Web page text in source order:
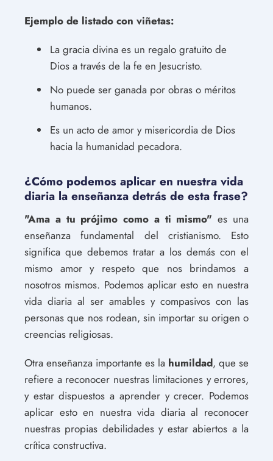
Ejemplo de listado con viñetas:
La gracia divina es un regalo gratuito de
Dios a través de la fe en Jesucristo.
No puede ser ganada por obras o méritos
humanos.
Es un acto de amor y misericordia de Dios
hacia la humanidad pecadora.
¿Cómo podemos aplicar en nuestra vida
diaria la enseñanza detrás de esta frase?
"Ama a tu prójimo como a ti mismo" es una
enseñanza fundamental del cristianismo. Esto
significa que debemos tratar a los demás con el
mismo amor y respeto que nos brindamos a
nosotros mismos. Podemos aplicar esto en nuestra
vida diaria al ser amables y compasivos con las
personas que nos rodean, sin importar su origen o
creencias religiosas.
Otra enseñanza importante es la humildad, que se
refiere a reconocer nuestras limitaciones y errores,
y estar dispuestos a aprender y crecer. Podemos
aplicar esto en nuestra vida diaria al reconocer
nuestras propias debilidades y estar abiertos a la
crítica constructiva.